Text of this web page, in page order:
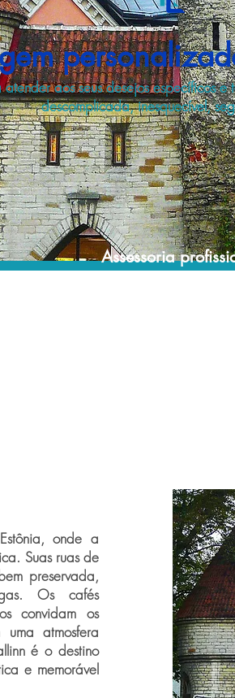
aos seus desejos específicos
descomplicada, inesquecível,
Assessoria
onde a
Suas ruas de
preservada,
Os cafés
convidam os
atmosfera
é o destino
e memorável